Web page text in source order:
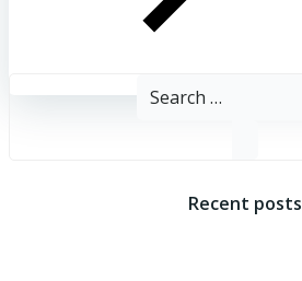
Search
Recent posts